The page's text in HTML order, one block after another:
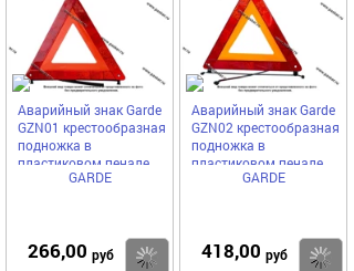
избранное
Аварийный знак Garde
GZN01 крестообразная
подножка в
пластиковом пенале
GARDE
266,00 руб Купить
Аварийный знак Garde
GZN02 крестообразная
подножка в
пластиковом пенале
GARDE
418,00 руб